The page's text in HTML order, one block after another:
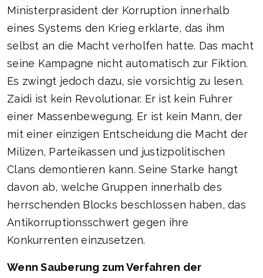
Ministerprasident der Korruption innerhalb
eines Systems den Krieg erklarte, das ihm
selbst an die Macht verholfen hatte. Das macht
seine Kampagne nicht automatisch zur Fiktion.
Es zwingt jedoch dazu, sie vorsichtig zu lesen.
Zaidi ist kein Revolutionar. Er ist kein Fuhrer
einer Massenbewegung. Er ist kein Mann, der
mit einer einzigen Entscheidung die Macht der
Milizen, Parteikassen und justizpolitischen
Clans demontieren kann. Seine Starke hangt
davon ab, welche Gruppen innerhalb des
herrschenden Blocks beschlossen haben, das
Antikorruptionsschwert gegen ihre
Konkurrenten einzusetzen.
Wenn Sauberung zum Verfahren der